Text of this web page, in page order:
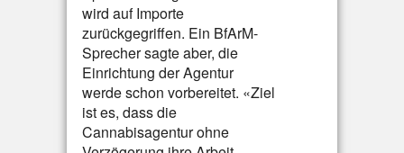
wird auf Importe
zurückgegriffen. Ein BfArM-
Sprecher sagte aber, die
Einrichtung der Agentur
werde schon vorbereitet. «Ziel
ist es, dass die
Cannabisagentur ohne